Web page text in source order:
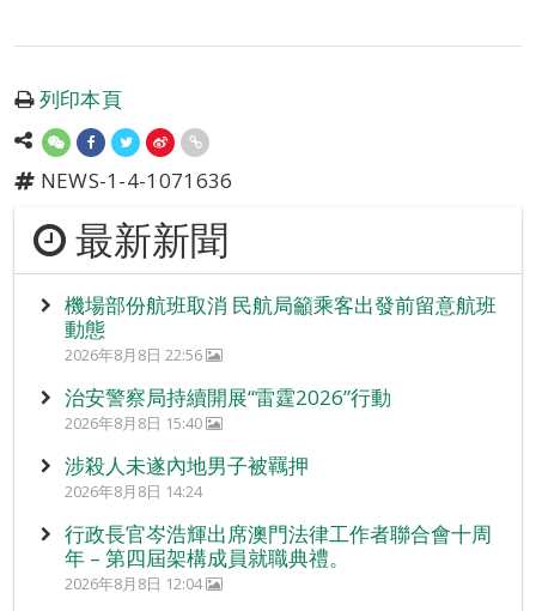
列印本頁
NEWS-1-4-1071636
最新新聞
機場部份航班取消 民航局籲乘客出發前留意航班
動態
2026年8月8日 22:56
治安警察局持續開展“雷霆2026”行動
2026年8月8日 15:40
涉殺人未遂內地男子被羈押
2026年8月8日 14:24
行政長官岑浩輝出席澳門法律工作者聯合會十周
年 – 第四屆架構成員就職典禮。
2026年8月8日 12:04